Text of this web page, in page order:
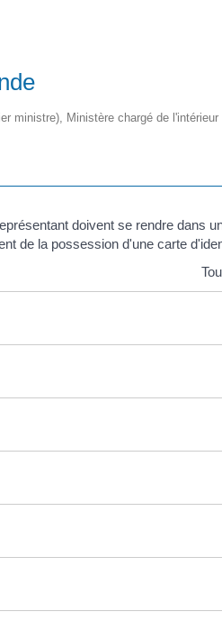
ministre), Ministère chargé de l'intérieur
doivent se rendre dans
de la possession d'une carte